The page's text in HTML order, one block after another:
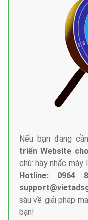
Nếu bạn đang
triển Website
chừ hãy nhấc máy
Hotline: 0964
sâu về giải pháp
bạn!